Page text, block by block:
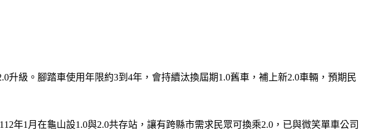
級。腳踏車使用年限約3到4年，會持續汰換屆期1.0舊車，補上新2.0車輛，預期民
年1月在龜山設1.0與2.0共存站，讓有跨縣市需求民眾可換乘2.0，已與微笑單車公司